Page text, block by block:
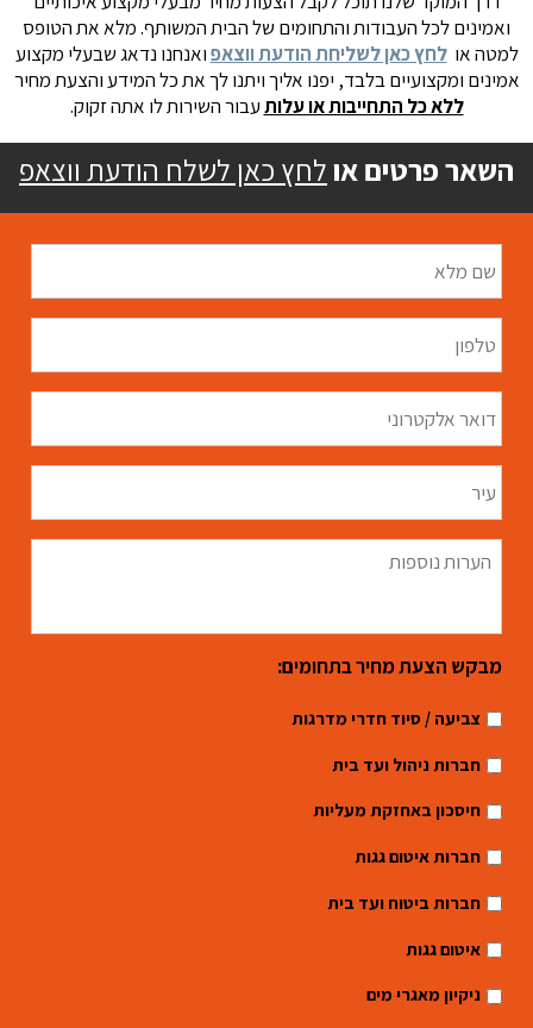
ואמינים לכל העבודות והתחומים של הבית המשותף. מלא את הטופס
למטה אולחץ כאן לשליחת הודעת ווצאפואנחנו נדאג שבעלי מקצוע
אמינים ומקצועיים בלבד, יפנו אליך ויתנו לך את כל המידע והצעת מחיר
ללא כל התחייבות או עלותעבור השירות לו אתה זקוק.
השאר פרטים אולחץ כאן לשלח הודעת ווצאפ
מלא *
אלקטרוני *
הערות
נוספות
מבקש הצעת מחיר בתחומים:
צביעה / סיוד חדרי מדרגות
חברות ניהול ועד בית
חיסכון באחזקת מעליות
חברות איטום גגות
חברות ביטוח ועד בית
איטום גגות
ניקיון מאגרי מים